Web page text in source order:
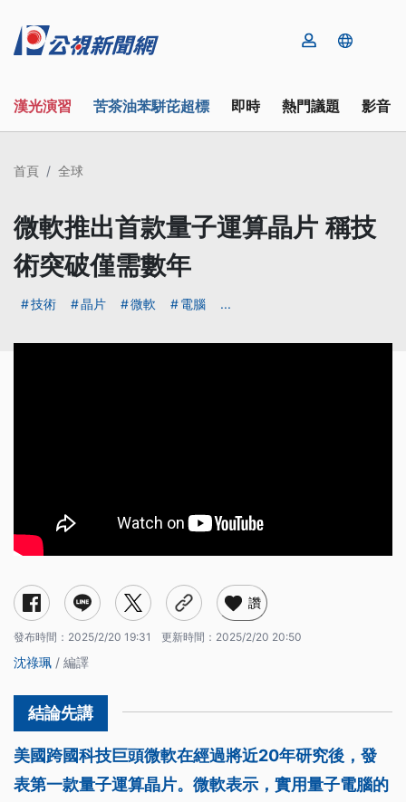
漢光演習 苦茶油苯駢芘超標 即時 熱門議題 影音
首頁 全球
微軟推出首款量子運算晶片 稱技
術突破僅需數年
技術 晶片 微軟 電腦 ...
讚
發布時間： 2025/2/20 19:31 更新時間： 2025/2/20 20:50
沈祿珮 / 編譯
美國跨國科技巨頭微軟在經過將近20年研究後，發
表第一款量子運算晶片。微軟表示，實用量子電腦的